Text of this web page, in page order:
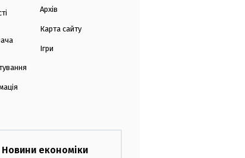
Архів
Карта сайту
Ігри
Новини економіки